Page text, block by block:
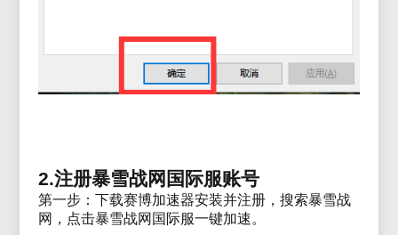
2.注册暴雪战网国际服账号
第一步：下载赛博加速器安装并注册，搜索暴雪战
网，点击暴雪战网国际服一键加速。